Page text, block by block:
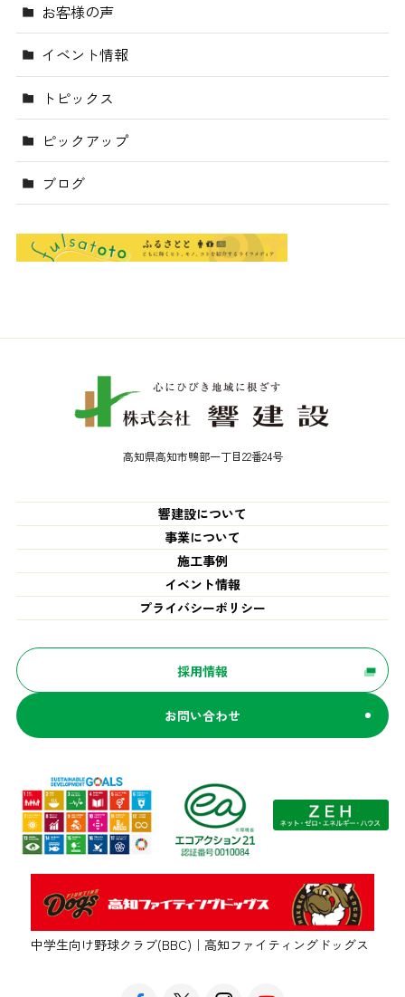
お客様の声
イベント情報
トピックス
ピックアップ
ブログ
高知県高知市鴨部一丁目22番24号
響建設について
事業について
施工事例
イベント情報
プライバシーポリシー
採用情報
お問い合わせ
中学生向け野球クラブ(BBC)｜高知ファイティングドッグス